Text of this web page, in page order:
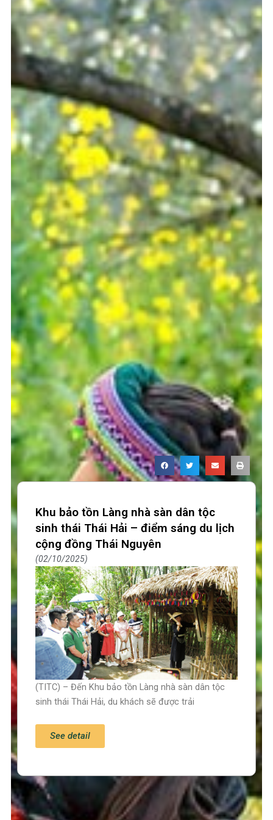
Trang chủ
Khu bảo tồn Làng nhà sàn dân tộc
sinh thái Thái Hải – điểm sáng du lịch
cộng đồng Thái Nguyên
02/10/2025
(TITC) – Đến Khu bảo tồn Làng nhà sàn dân tộc
sinh thái Thái Hải, du khách sẽ được trải
See detail